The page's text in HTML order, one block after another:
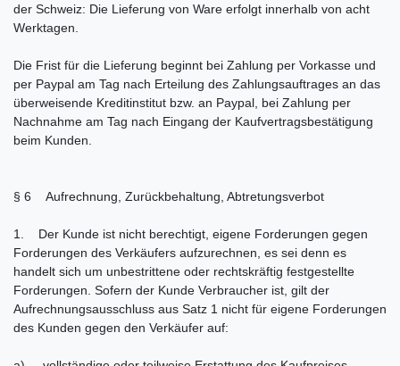
der Schweiz: Die Lieferung von Ware erfolgt innerhalb von acht
Werktagen.
Die Frist für die Lieferung beginnt bei Zahlung per Vorkasse und
per Paypal am Tag nach Erteilung des Zahlungsauftrages an das
überweisende Kreditinstitut bzw. an Paypal, bei Zahlung per
Nachnahme am Tag nach Eingang der Kaufvertragsbestätigung
beim Kunden.
§ 6 Aufrechnung, Zurückbehaltung, Abtretungsverbot
1. Der Kunde ist nicht berechtigt, eigene Forderungen gegen
Forderungen des Verkäufers aufzurechnen, es sei denn es
handelt sich um unbestrittene oder rechtskräftig festgestellte
Forderungen. Sofern der Kunde Verbraucher ist, gilt der
Aufrechnungsausschluss aus Satz 1 nicht für eigene Forderungen
des Kunden gegen den Verkäufer auf: